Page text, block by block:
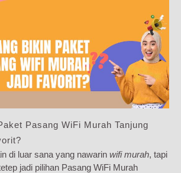
Pasang WiFi Murah Tanjung
di luar sana yang nawarin wifi murah, tapi
jadi pilihan Pasang WiFi Murah